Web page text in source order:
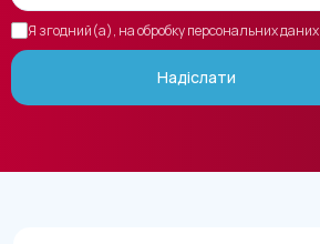
Я згодний(а), на обробку персональних даних
Надіслати